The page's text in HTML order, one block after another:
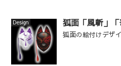
Design 狐面「風斬」「
狐面の絵付けデザ